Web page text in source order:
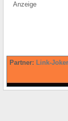
Anzeige
Partner: Link-Joker